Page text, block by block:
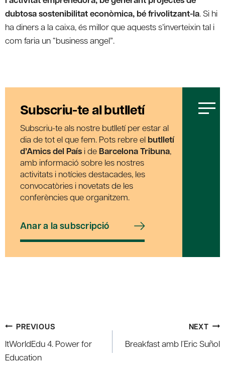
dubtosa sostenibilitat econòmica, bé frivolitzant-la. Si hi
ha diners a la caixa, és millor que aquests s’inverteixin tal i
com faria un “business angel”.
Subscriu-te al butlletí
Subscriu-te als nostre butlletí per estar al
dia de tot el que fem. Pots rebre el butlletí
d’Amics del País i de Barcelona Tribuna,
amb informació sobre les nostres
activitats i notícies destacades, les
convocatòries i novetats de les
conferències que organitzem.
Anar a la subscripció
Post
navigation
PREVIOUS
ItWorldEdu 4. Power for
Education
NEXT
Breakfast amb l´Eric Suñol